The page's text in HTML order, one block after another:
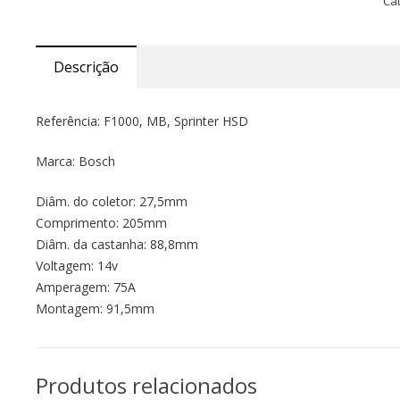
Descrição
Referência: F1000, MB, Sprinter HSD
Marca: Bosch
Diâm. do coletor: 27,5mm
Comprimento: 205mm
Diâm. da castanha: 88,8mm
Voltagem: 14v
Amperagem: 75A
Montagem: 91,5mm
Produtos relacionados